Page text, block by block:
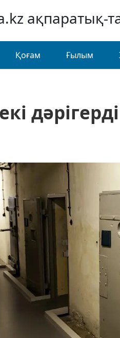
ақпаратық-
Қоғам Ғылым